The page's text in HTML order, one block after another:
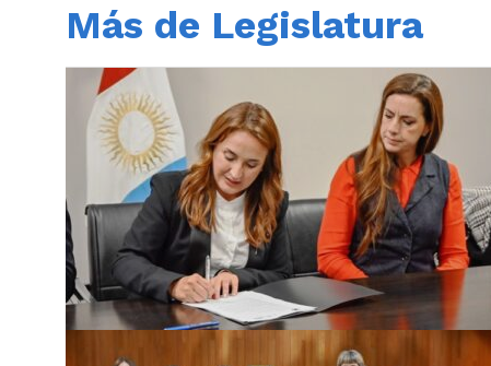
Más de Legislatura